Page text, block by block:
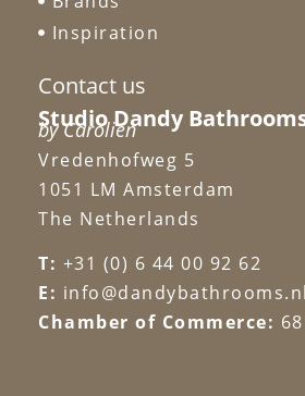
Inspiration
Contact us
Studio Dandy
by Carolien
Vredenhofweg 5
1051 LM Amsterdam
The Netherlands
T: +31 (0) 6 44 00 92 62
E: info@dandybathrooms.nl
Chamber of Commerce: